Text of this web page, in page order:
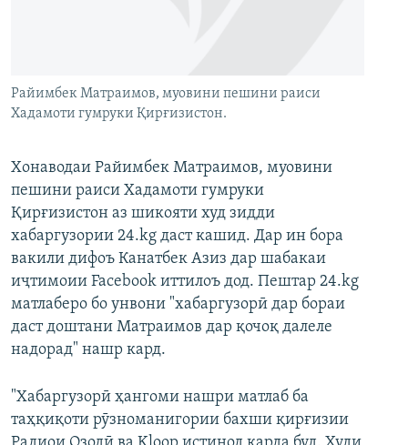
Ҳамаи сомонаҳои RFE/RL
Райимбек Матраимов, муовини пешини раиси
Хадамоти гумруки Қирғизистон.
Хонаводаи Райимбек Матраимов, муовини
пешини раиси Хадамоти гумруки
Қирғизистон аз шикояти худ зидди
хабаргузории 24.kg даст кашид. Дар ин бора
вакили дифоъ Канатбек Азиз дар шабакаи
иҷтимоии Facebook иттилоъ дод. Пештар 24.kg
матлаберо бо унвони "хабаргузорӣ дар бораи
даст доштани Матраимов дар қочоқ далеле
надорад" нашр кард.
"Хабаргузорӣ ҳангоми нашри матлаб ба
таҳқиқоти рӯзноманигории бахши қирғизии